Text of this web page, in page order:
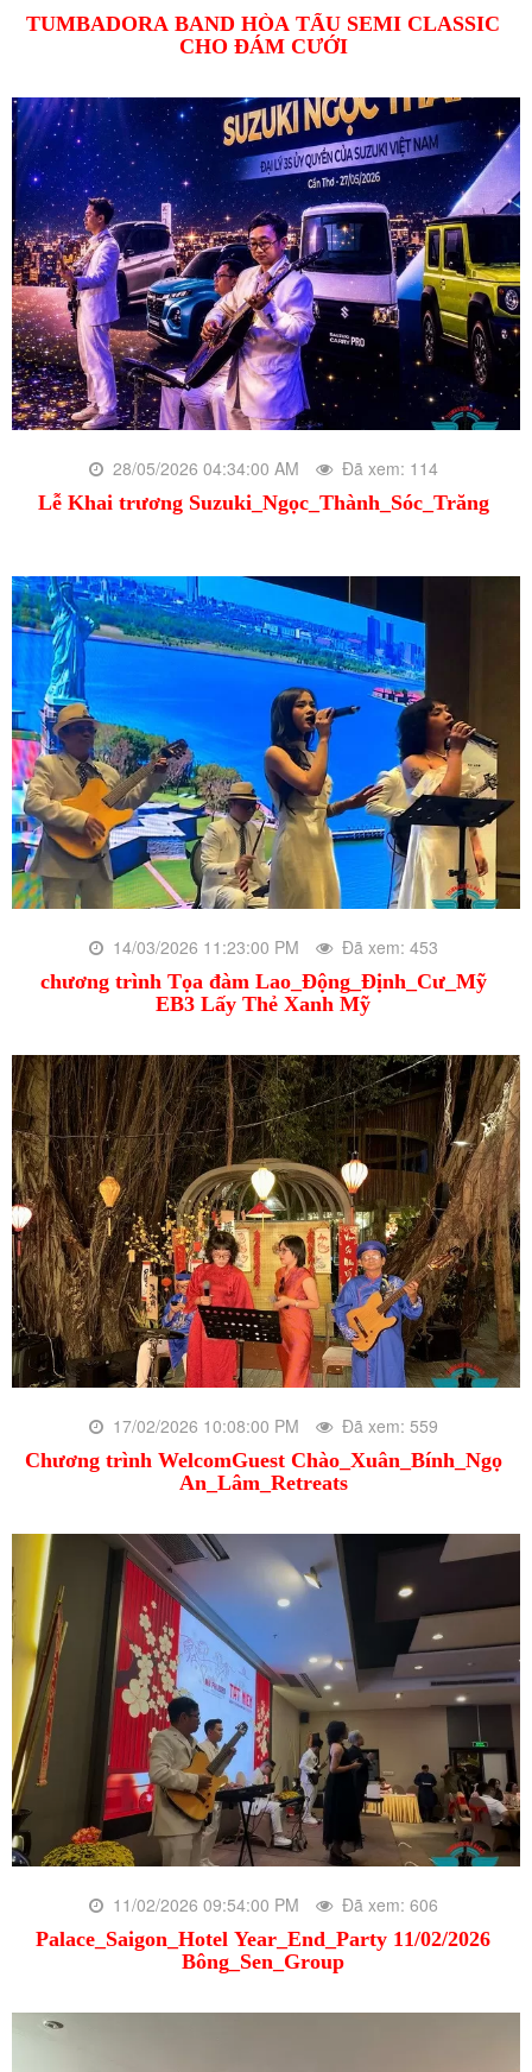
TUMBADORA BAND HÒA TẤU SEMI CLASSIC
CHO ĐÁM CƯỚI
28/05/2026 04:34:00 AM Đã xem: 114
Lễ Khai trương Suzuki_Ngọc_Thành_Sóc_Trăng
14/03/2026 11:23:00 PM Đã xem: 453
chương trình Tọa đàm Lao_Động_Định_Cư_Mỹ
EB3 Lấy Thẻ Xanh Mỹ
17/02/2026 10:08:00 PM Đã xem: 559
Chương trình WelcomGuest Chào_Xuân_Bính_Ngọ
An_Lâm_Retreats
11/02/2026 09:54:00 PM Đã xem: 606
Palace_Saigon_Hotel Year_End_Party 11/02/2026
Bông_Sen_Group